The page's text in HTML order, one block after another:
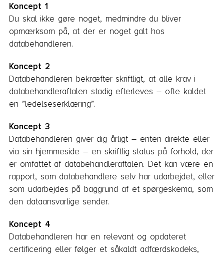
Koncept 1
Du skal ikke gøre noget, medmindre du bliver
opmærksom på, at der er noget galt hos
databehandleren.
Koncept 2
Databehandleren bekræfter skriftligt, at alle krav i
databehandleraftalen stadig efterleves – ofte kaldet
en ”ledelseserklæring”.
Koncept 3
Databehandleren giver dig årligt – enten direkte eller
via sin hjemmeside – en skriftlig status på forhold, der
er omfattet af databehandleraftalen. Det kan være en
rapport, som databehandlere selv har udarbejdet, eller
som udarbejdes på baggrund af et spørgeskema, som
den dataansvarlige sender.
Koncept 4
Databehandleren har en relevant og opdateret
certificering eller følger et såkaldt adfærdskodeks,